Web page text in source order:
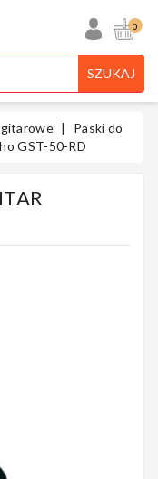
0
SZUKAJ
Paski do
GST-50-RD